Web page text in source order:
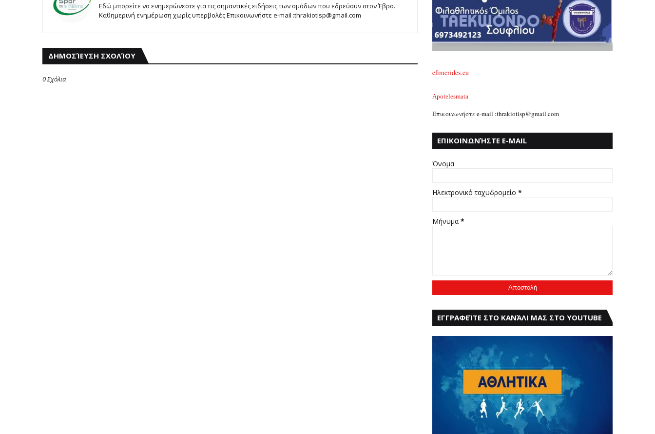
Εδώ μπορείτε να ενημερώνεστε για τις σημαντικές ειδήσεις των ομάδων που εδρεύουν στον Έβρο.
Καθημερινή ενημέρωση χωρίς υπερβολές Επικοινωνήστε e-mail :thrakiotisp@gmail.com
ΔΗΜΟΣΊΕΥΣΗ ΣΧΟΛΊΟΥ
0 Σχόλια
efimerides.eu
Apotelesmata
Επικοινωνήστε e-mail :thrakiotisp@gmail.com
ΕΠΙΚΟΙΝΩΝΉΣΤΕ E-MAIL
Όνομα
Ηλεκτρονικό ταχυδρομείο *
Μήνυμα *
ΕΓΓΡΑΦΕΊΤΕ ΣΤΟ ΚΑΝΆΛΙ ΜΑΣ ΣΤΟ YOUTUBE